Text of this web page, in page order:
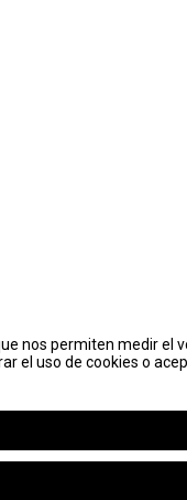
nos permiten medir el
el uso de cookies o